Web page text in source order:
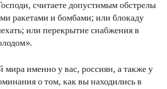
считаете допустимым обстрелы
ракетами и бомбами; или блокаду
или перекрытие снабжения в
мира именно у вас, россиян, а также у
о том, как вы находились в